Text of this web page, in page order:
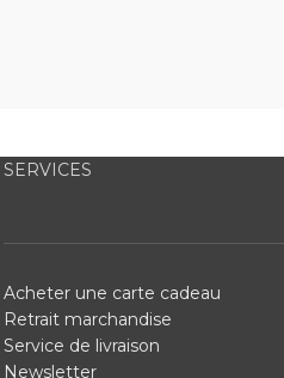
SERVICES
Acheter une carte cadeau
Retrait marchandise
Service de livraison
Newsletter